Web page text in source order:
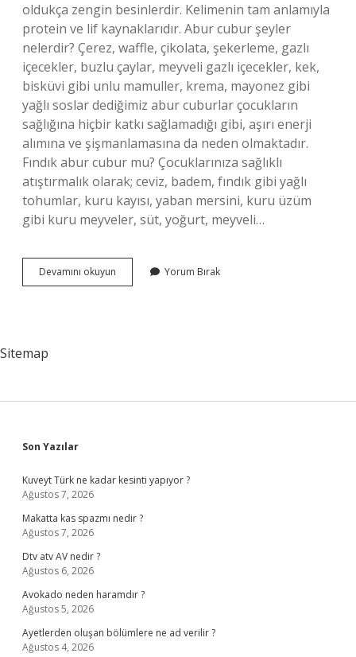
oldukça zengin besinlerdir. Kelimenin tam anlamıyla
protein ve lif kaynaklarıdır. Abur cubur şeyler
nelerdir? Çerez, waffle, çikolata, şekerleme, gazlı
içecekler, buzlu çaylar, meyveli gazlı içecekler, kek,
bisküvi gibi unlu mamuller, krema, mayonez gibi
yağlı soslar dediğimiz abur cuburlar çocukların
sağlığına hiçbir katkı sağlamadığı gibi, aşırı enerji
alımına ve şişmanlamasına da neden olmaktadır.
Fındık abur cubur mu? Çocuklarınıza sağlıklı
atıştırmalık olarak; ceviz, badem, fındık gibi yağlı
tohumlar, kuru kayısı, yaban mersini, kuru üzüm
gibi kuru meyveler, süt, yoğurt, meyveli…
Devamını okuyun Kuruyemis
Abur
Yorum Bırak
Sitemap
Sidebar
Son Yazılar
Kuveyt Türk ne kadar kesinti yapıyor ?
Ağustos 7, 2026
Makatta kas spazmı nedir ?
Ağustos 7, 2026
Dtv atv AV nedir ?
Ağustos 6, 2026
Avokado neden haramdır ?
Ağustos 5, 2026
Ayetlerden oluşan bölümlere ne ad verilir ?
Ağustos 4, 2026